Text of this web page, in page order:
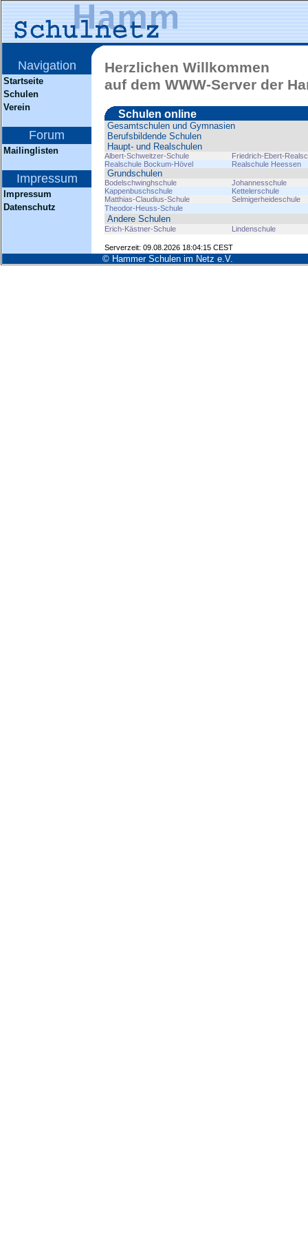
Navigation
Startseite
Schulen
Verein
Forum
Mailinglisten
Impressum
Impressum
Datenschutz
Herzlichen Willkommen
auf dem WWW-Server der
Schulen online
Gesamtschulen und Gymnasien
Berufsbildende Schulen
Haupt- und Realschulen
Albert-Schweitzer-Schule
Friedrich-Ebert-
Realschule Bockum-Hövel
Realschule Heessen
Grundschulen
Bodelschwinghschule
Johannesschule
Kappenbuschschule
Kettelerschule
Matthias-Claudius-Schule
Selmigerheideschule
Theodor-Heuss-Schule
Andere Schulen
Erich-Kästner-Schule Lindenschule
Serverzeit: 09.08.2026 18:04:15 CEST
© Hammer Schulen im Netz e.V.